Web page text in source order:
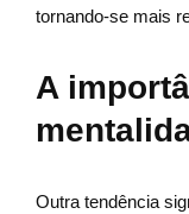
tornando-se mais
A
Outra tendência